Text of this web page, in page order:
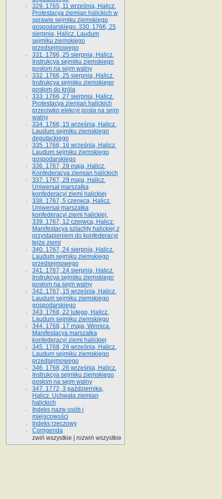
329. 1765, 11 września, Halicz.
Protestacya ziemian halickich w
sprawie sejmiku ziemskiego
gospodarskiego. 330. 1766, 25
sierpnia, Halicz. Laudum
sejmiku ziemskiego
przedsejmowego
331. 1766, 25 sierpnia, Halicz.
Instrukcya sejmiku ziemskiego
posłom na sejm walny
332. 1766, 25 sierpnia, Halicz.
Instrukcya sejmiku ziemskiego
posłom do króla
333. 1766, 27 sierpnia, Halicz.
Protestacya ziemian halickich
przeciwko elekcyi posła na sejm
walny
334. 1766, 15 września, Halicz.
Laudum sejmiku ziemskiego
deputackiego
335. 1766, 16 września, Halicz.
Laudum sejmiku ziemskiego
gospodarskiego
336. 1767, 29 maja, Halicz.
Konfederacya ziemian halickich
337. 1767, 29 maja, Halicz.
Uniwersał marszałka
konfederacyi ziemi halickiej
338. 1767, 5 czerwca, Halicz.
Uniwersał marszałka
konfederacyi ziemi halickiej.
339. 1767, 12 czerwca, Halicz.
Manifestacya szlachty halickiej z
przystąpieniem do konfederacyi
tejże ziemi
340. 1767, 24 sierpnia, Halicz.
Laudum sejmiku ziemskiego
przedsejmowego
341. 1767, 24 sierpnia, Halicz.
Instrukcya sejmiku ziemskiego
posłom na sejm walny
342. 1767, 15 września, Halicz.
Laudum sejmiku ziemskiego
gospodarskiego
343. 1768, 22 lutego, Halicz.
Laudum sejmiku ziemskiego
344. 1768, 17 maja, Winnica.
Manifestacya marszałka
konfederacyi ziemi halickiej
345. 1768, 26 września, Halicz.
Laudum sejmiku ziemskiego
przedsejmowego
346. 1768, 26 września, Halicz.
Instrukcya sejmiku ziemskiego
posłom na sejm walny
347. 1772, 3 października,
Halicz. Uchwała ziemian
halickich
Indeks nazw osób i
miejscowości
Indeks rzeczowy
Corrigenda
zwiń wszystkie
rozwiń wszystkie